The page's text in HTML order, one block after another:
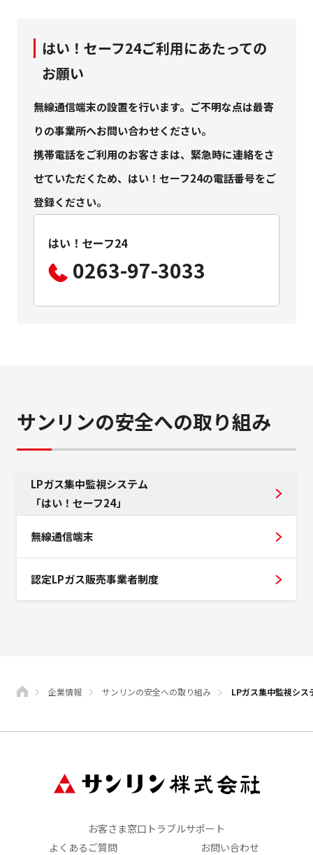
企業情報 サンリンの安全への取り組み LPガス集中監視シス
はい！セーフ24ご利用にあたっての
お願い
無線通信端末の設置を行います。ご不明な点は最寄
りの事業所へお問い合わせください。
携帯電話をご利用のお客さまは、緊急時に連絡をさ
せていただくため、はい！セーフ24の電話番号をご
登録ください。
はい！セーフ24
0263-97-3033
サンリンの安全への取り組み
LPガス集中監視システム
「はい！セーフ24」
無線通信端末
認定LPガス販売事業者制度
お客さま窓口トラブルサポート
よくあるご質問
お問い合わせ